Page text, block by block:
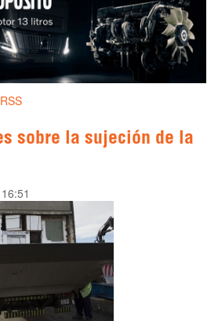
sobre la sujeción de la